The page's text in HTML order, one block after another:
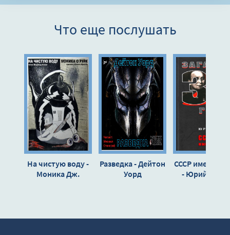
Что еще послушать
На чистую воду -
Моника Дж.
Разведка - Дейтон
Уорд
СССР имени
- Юрий